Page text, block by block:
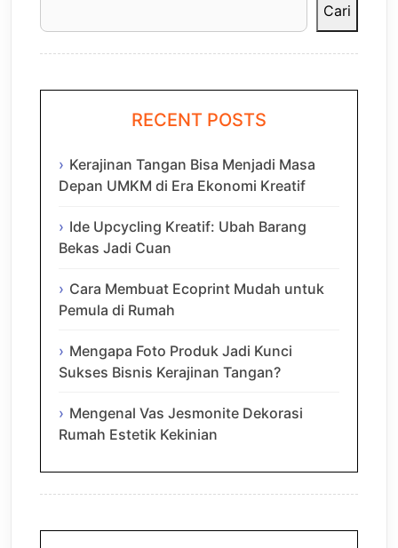
Cari
RECENT POSTS
Kerajinan Tangan Bisa Menjadi Masa
Depan UMKM di Era Ekonomi Kreatif
Ide Upcycling Kreatif: Ubah Barang
Bekas Jadi Cuan
Cara Membuat Ecoprint Mudah untuk
Pemula di Rumah
Mengapa Foto Produk Jadi Kunci
Sukses Bisnis Kerajinan Tangan?
Mengenal Vas Jesmonite Dekorasi
Rumah Estetik Kekinian